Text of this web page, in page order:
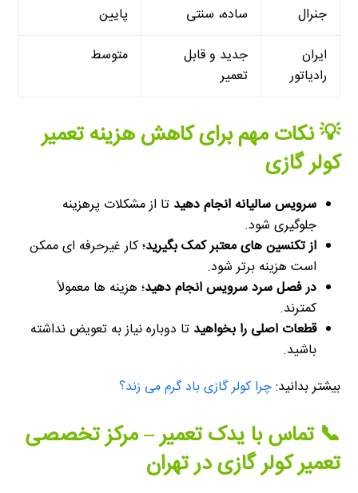
جنرال ساده، سنتی
پایین
ایران
رادیاتور
جدید و قابل
تعمیر
متوسط
💡 نکات مهم برای کاهش هزینه تعمیر
کولر گازی
سرویس سالیانه انجام دهید تا از مشکلات پرهزینه
جلوگیری شود.
از تکنسین های معتبر کمک بگیرید؛ کار غیرحرفه ای ممکن
است هزینه برتر شود.
در فصل سرد سرویس انجام دهید؛ هزینه ها معمولاً
کمترند.
قطعات اصلی را بخواهید تا دوباره نیاز به تعویض نداشته
باشید.
بیشتر بدانید:چرا کولر گازی باد گرم می زند؟
📞 تماس با یدک تعمیر – مرکز تخصصی
تعمیر کولر گازی در تهران